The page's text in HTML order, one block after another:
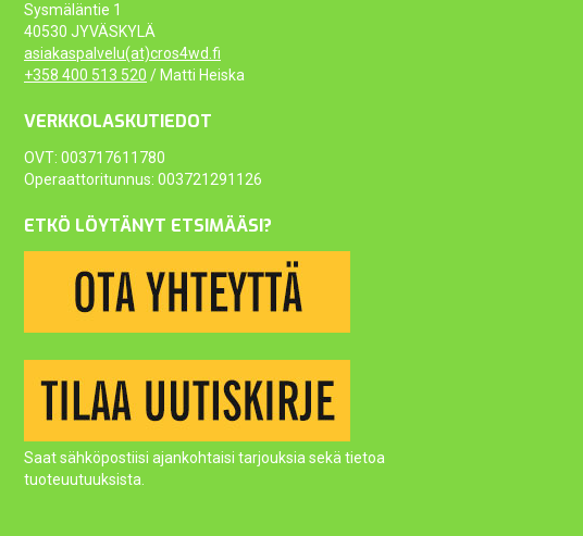
Sysmäläntie 1
40530 JYVÄSKYLÄ
asiakaspalvelu(at)cros4wd.fi
+358 400 513 520 / Matti Heiska
VERKKOLASKUTIEDOT
OVT: 003717611780
Operaattoritunnus: 003721291126
ETKÖ LÖYTÄNYT ETSIMÄÄSI?
Saat sähköpostiisi ajankohtaisi tarjouksia sekä tietoa
tuoteuutuuksista.